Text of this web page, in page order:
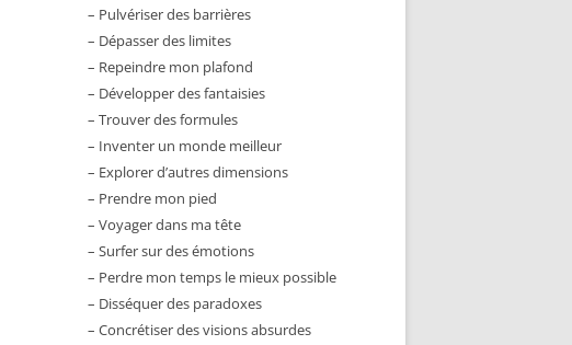
– Pulvériser des barrières
– Dépasser des limites
– Repeindre mon plafond
– Développer des fantaisies
– Trouver des formules
– Inventer un monde meilleur
– Explorer d’autres dimensions
– Prendre mon pied
– Voyager dans ma tête
– Surfer sur des émotions
– Perdre mon temps le mieux possible
– Disséquer des paradoxes
– Concrétiser des visions absurdes